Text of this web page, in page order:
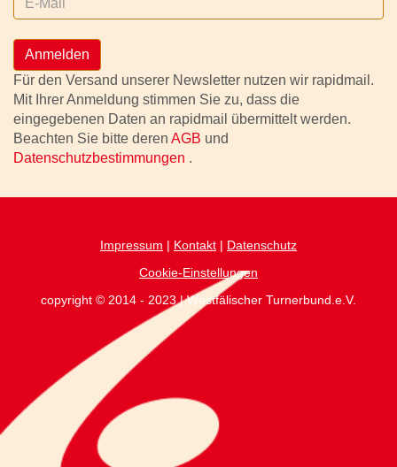
Anmelden
Für den Versand unserer Newsletter nutzen wir rapidmail.
Mit Ihrer Anmeldung stimmen Sie zu, dass die
eingegebenen Daten an rapidmail übermittelt werden.
Beachten Sie bitte deren AGB und
Datenschutzbestimmungen .
Impressum | Kontakt | Datenschutz
Cookie-Einstellungen
copyright © 2014 - 2023 | Westfälischer Turnerbund.e.V.